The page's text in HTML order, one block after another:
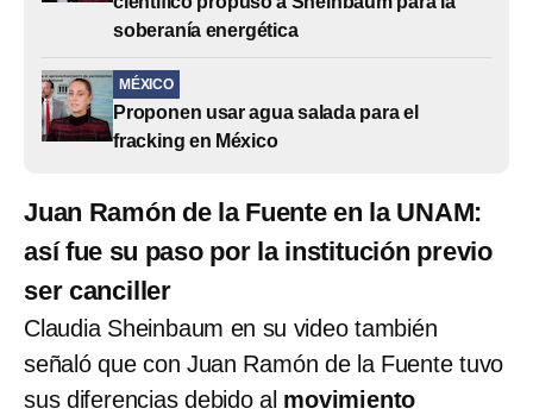
soberanía energética
MÉXICO
Proponen usar agua salada para el
fracking en México
Juan Ramón de la Fuente en la UNAM:
así fue su paso por la institución previo
ser canciller
Claudia Sheinbaum en su video también
señaló que con Juan Ramón de la Fuente tuvo
sus diferencias debido al movimiento